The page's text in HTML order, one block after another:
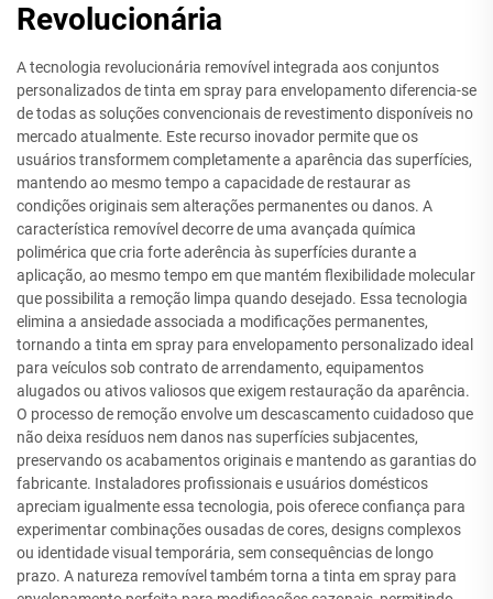
Revolucionária
A tecnologia revolucionária removível integrada aos conjuntos
personalizados de tinta em spray para envelopamento diferencia-se
de todas as soluções convencionais de revestimento disponíveis no
mercado atualmente. Este recurso inovador permite que os
usuários transformem completamente a aparência das superfícies,
mantendo ao mesmo tempo a capacidade de restaurar as
condições originais sem alterações permanentes ou danos. A
característica removível decorre de uma avançada química
polimérica que cria forte aderência às superfícies durante a
aplicação, ao mesmo tempo em que mantém flexibilidade molecular
que possibilita a remoção limpa quando desejado. Essa tecnologia
elimina a ansiedade associada a modificações permanentes,
tornando a tinta em spray para envelopamento personalizado ideal
para veículos sob contrato de arrendamento, equipamentos
alugados ou ativos valiosos que exigem restauração da aparência.
O processo de remoção envolve um descascamento cuidadoso que
não deixa resíduos nem danos nas superfícies subjacentes,
preservando os acabamentos originais e mantendo as garantias do
fabricante. Instaladores profissionais e usuários domésticos
apreciam igualmente essa tecnologia, pois oferece confiança para
experimentar combinações ousadas de cores, designs complexos
ou identidade visual temporária, sem consequências de longo
prazo. A natureza removível também torna a tinta em spray para